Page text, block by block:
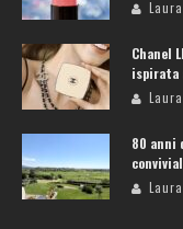
Chanel
ispirata
80 anni